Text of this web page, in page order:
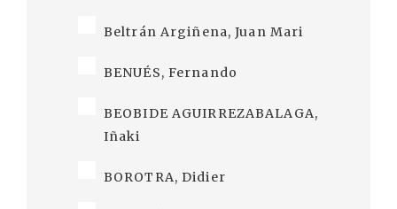
Beltrán Argiñena, Juan Mari
BENUÉS, Fernando
BEOBIDE AGUIRREZABALAGA,
Iñaki
BOROTRA, Didier